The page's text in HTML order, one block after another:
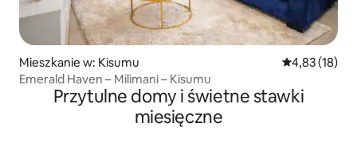
Mieszkanie w: Kisumu Średnia
4,83 (18)
Emerald Haven – Milimani – Kisumu
Przytulne domy i świetne stawki
miesięczne